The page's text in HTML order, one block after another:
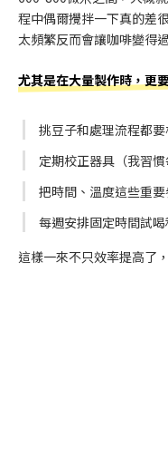
程中偶爾攪拌一下真的差
太頻繁反而會讓咖啡變得
尤其是在大量製作時，更
挑豆子和處理流程都
定期校正器具（我習慣
把時間、溫度這些重
每週安排固定時間試
這樣一來不只效率提高了